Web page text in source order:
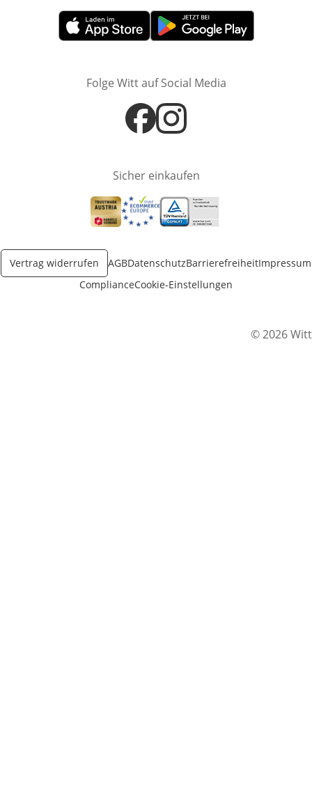
Öffnet in neuem FensterÖffnet in neuem Fenster
Folge Witt auf Social Media
Öffnet in neuem Fenster
Öffnet in neuem Fenster
Sicher einkaufen
Öffnet in neuem Fenster
Öffnet in neuem Fenster
Öffnet in neuem Fenster
Vertrag widerrufen AGBDatenschutzBarrierefreiheitImpressum
ComplianceCookie-Einstellungen
© 2026 Witt